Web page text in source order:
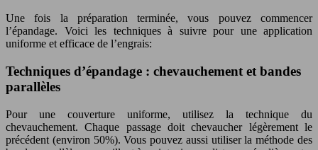
Une fois la préparation terminée, vous pouvez commencer
l’épandage. Voici les techniques à suivre pour une application
uniforme et efficace de l’engrais:
Techniques d’épandage : chevauchement et bandes
parallèles
Pour une couverture uniforme, utilisez la technique du
chevauchement. Chaque passage doit chevaucher légèrement le
précédent (environ 50%). Vous pouvez aussi utiliser la méthode des